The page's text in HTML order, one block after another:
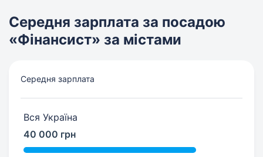
Середня зарплата за посадою
«Фінансист» за містами
Середня зарплата
Вся Україна
40 000 грн